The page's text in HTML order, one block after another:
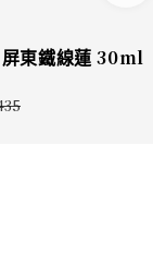
東鐵線蓮 30ml